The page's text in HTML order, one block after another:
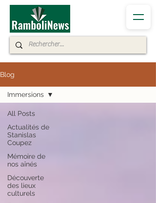
Blog
All Posts
Actualités de
Stanislas
Coupez
Mémoire de
nos aînés
Découverte
des lieux
culturels
Immersions